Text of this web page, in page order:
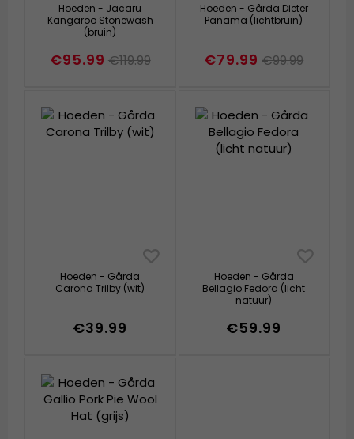
Hoeden - Jacaru
Kangaroo Stonewash
(bruin)
€95.99 €119.99
Hoeden - Gårda Dieter
Panama (lichtbruin)
€79.99 €99.99
Hoeden - Gårda
Carona Trilby (wit)
€39.99
Hoeden - Gårda
Bellagio Fedora (licht
natuur)
€59.99